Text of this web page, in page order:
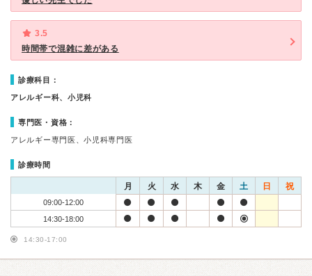
3.5
時間帯で混雑に差がある
診療科目：
アレルギー科、小児科
専門医・資格：
アレルギー専門医、小児科専門医
診療時間
月 火 水 木 金 土 日 祝
09:00-12:00
14:30-18:00
14:30-17:00